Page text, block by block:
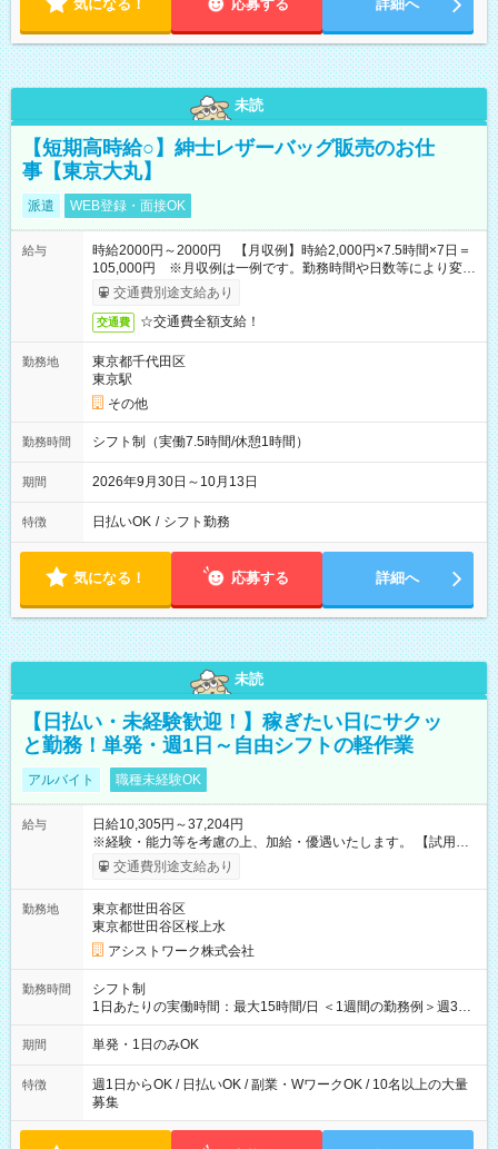
気になる！ 応募する 詳細へ
未読
【短期高時給○】紳士レザーバッグ販売のお仕
事【東京大丸】
派遣 WEB登録・面接OK
給与
時給2000円～2000円 【月収例】時給2,000円×7.5時間×7日＝
105,000円 ※月収例は一例です。勤務時間や日数等により変動
いたします。
交通費別途支給あり
交通費 ☆交通費全額支給！
勤務地
東京都千代田区
東京駅
その他
勤務時間 シフト制（実働7.5時間/休憩1時間）
期間 2026年9月30日～10月13日
特徴 日払いOK / シフト勤務
気になる！ 応募する 詳細へ
未読
【日払い・未経験歓迎！】稼ぎたい日にサクッ
と勤務！単発・週1日～自由シフトの軽作業
アルバイト 職種未経験OK
給与
日給10,305円～37,204円
※経験・能力等を考慮の上、加給・優遇いたします。 【試用期
間】試用期間なし
交通費別途支給あり
勤務地
東京都世田谷区
東京都世田谷区桜上水
アシストワーク株式会社
勤務時間
シフト制
1日あたりの実働時間：最大15時間/日 ＜1週間の勤務例＞週3回
勤務 勤務：月・水・金 休み：火・木・土・日 好きな時にお仕事
可能です！ ※1日あたりの最大実働時間は日勤、夜勤共に勤務し
期間 単発・1日のみOK
特徴
週1日からOK / 日払いOK / 副業・WワークOK / 10名以上の大量
募集